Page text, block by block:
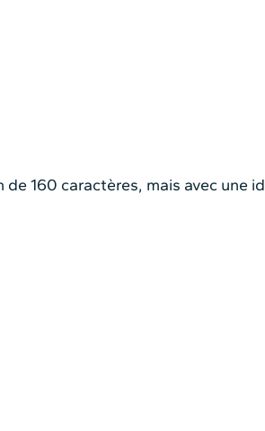
160 caractères, mais avec une